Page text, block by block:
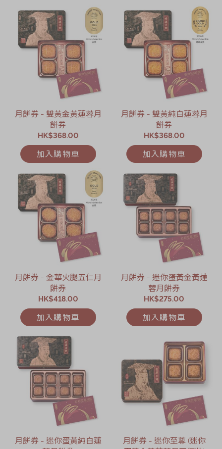
月餅券 - 雙黃金黃蓮蓉月
餅券
HK$368.00
加入購物車
月餅券 - 雙黃純白蓮蓉月
餅券
HK$368.00
加入購物車
月餅券 - 金華火腿五仁月
餅券
HK$418.00
加入購物車
月餅券 - 迷你蛋黃金黃蓮
蓉月餅券
HK$275.00
加入購物車
月餅券 - 迷你蛋黃純白蓮
月餅券 - 迷你至尊 (迷你